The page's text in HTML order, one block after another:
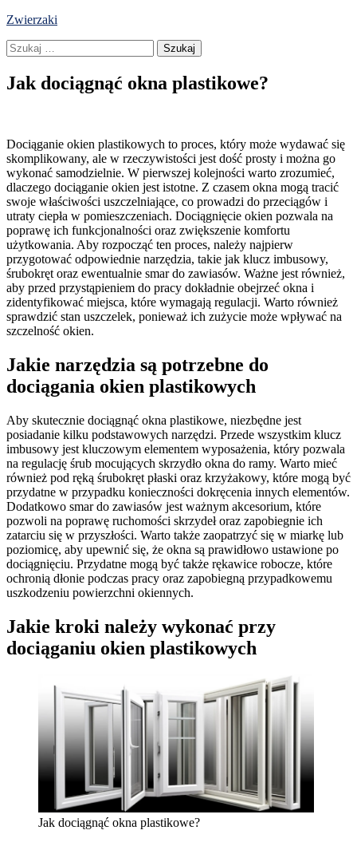
Skip
content
Zwierzaki
Szukaj:
Jak dociągnąć okna plastikowe?
Dociąganie okien plastikowych to proces, który może wydawać się
skomplikowany, ale w rzeczywistości jest dość prosty i można go
wykonać samodzielnie. W pierwszej kolejności warto zrozumieć,
dlaczego dociąganie okien jest istotne. Z czasem okna mogą tracić
swoje właściwości uszczelniające, co prowadzi do przeciągów i
utraty ciepła w pomieszczeniach. Dociągnięcie okien pozwala na
poprawę ich funkcjonalności oraz zwiększenie komfortu
użytkowania. Aby rozpocząć ten proces, należy najpierw
przygotować odpowiednie narzędzia, takie jak klucz imbusowy,
śrubokręt oraz ewentualnie smar do zawiasów. Ważne jest również,
aby przed przystąpieniem do pracy dokładnie obejrzeć okna i
zidentyfikować miejsca, które wymagają regulacji. Warto również
sprawdzić stan uszczelek, ponieważ ich zużycie może wpływać na
szczelność okien.
Jakie narzędzia są potrzebne do
dociągania okien plastikowych
Aby skutecznie dociągnąć okna plastikowe, niezbędne jest
posiadanie kilku podstawowych narzędzi. Przede wszystkim klucz
imbusowy jest kluczowym elementem wyposażenia, który pozwala
na regulację śrub mocujących skrzydło okna do ramy. Warto mieć
również pod ręką śrubokręt płaski oraz krzyżakowy, które mogą być
przydatne w przypadku konieczności dokręcenia innych elementów.
Dodatkowo smar do zawiasów jest ważnym akcesorium, które
pozwoli na poprawę ruchomości skrzydeł oraz zapobiegnie ich
zatarciu się w przyszłości. Warto także zaopatrzyć się w miarkę lub
poziomicę, aby upewnić się, że okna są prawidłowo ustawione po
dociągnięciu. Przydatne mogą być także rękawice robocze, które
ochronią dłonie podczas pracy oraz zapobiegną przypadkowemu
uszkodzeniu powierzchni okiennych.
Jakie kroki należy wykonać przy
dociąganiu okien plastikowych
Jak dociągnąć okna plastikowe?